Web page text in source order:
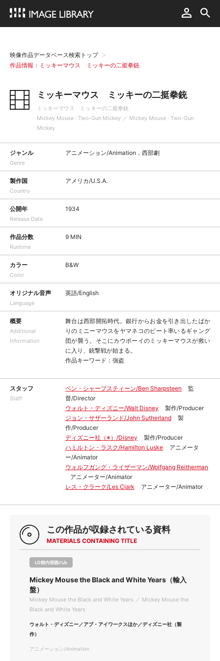
映像作品データベース検索トップ
作品情報：ミッキーマウス ミッキーの二挺拳銃
ミッキーマウス ミッキーの二挺拳銃
ミッキーマウス ミッキーの二挺拳銃
Mickey Mouse : Two-Gun Mickey ／ Mickey Mouse : Two-Gun
Mickey
ジャンル
Genre
アニメーション/Animation，西部劇
製作国
Country
アメリカ/U.S.A.
公開年
Release Date
1934
作品分数
Runtime
9 MIN
カラー
Color
B&W
オリジナル音声
Language
英語/English
概要
Additional
Information
舞台は西部開拓時代。銀行からお金を引き出したばか
りのミニーマウスをヤマネコのピート率いるギャング
団が襲う。そこにカウボーイのミッキーマウスが救い
に入り、銃撃戦が始まる。
作品キーワード：強盗
スタッフ
Staff
ベン・シャープスティーン/Ben Sharpsteen
監
督/Director
ウォルト・ディズニー/Walt Disney
製作/Producer
ジョン・サザーランド/John Sutherland
製
作/Producer
ディズニー社（※）/Disney
製作/Producer
ハミルトン・ラスク/Hamilton Luske
アニメータ
ー/Animator
ウォルフガング・ライザーマン/Wolfgang Reitherman
アニメーター/Animator
レス・クラーク/Les Clark
アニメーター/Animator
この作品が収録されている資料
MATERIALS CONTAINING TITLE
LD館内視聴のみ
Mickey Mouse the Black and White Years（輸入
盤）
Mickey Mouse the Black and White Years ／ Mickey Mouse the
Black and White Years
ウォルト・ディズニー／アブ・アイワークスほか／ディズニー社（製
作）
アニメーション/Animation